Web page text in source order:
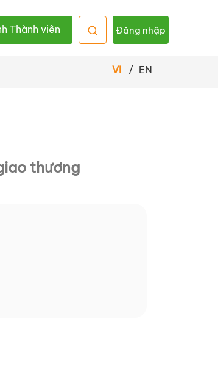
Thành viên Đăng nhập
VI / EN
thương